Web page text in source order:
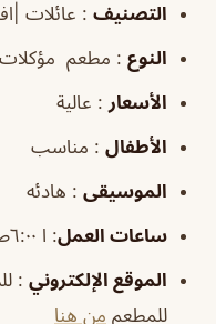
التصنيف : عائلات
النوع : مطعم مؤكلات
الأسعار : عالية
الأطفال : مناسب
الموسيقى : هادئه
ساعات العمل: ا ٦:٠٠ص–١٢:٠٠ص
الموقع الإلكتروني :
للمطعم من هنا